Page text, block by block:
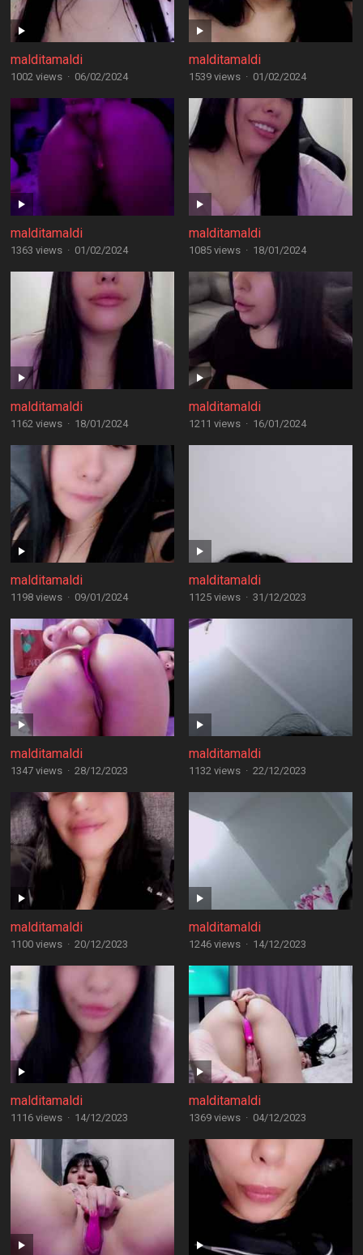
malditamaldi
1002 views · 06/02/2024
malditamaldi
1539 views · 01/02/2024
malditamaldi
1363 views · 01/02/2024
malditamaldi
1085 views · 18/01/2024
malditamaldi
1162 views · 18/01/2024
malditamaldi
1211 views · 16/01/2024
malditamaldi
1198 views · 09/01/2024
malditamaldi
1125 views · 31/12/2023
malditamaldi
1347 views · 28/12/2023
malditamaldi
1132 views · 22/12/2023
malditamaldi
1100 views · 20/12/2023
malditamaldi
1246 views · 14/12/2023
malditamaldi
1116 views · 14/12/2023
malditamaldi
1369 views · 04/12/2023